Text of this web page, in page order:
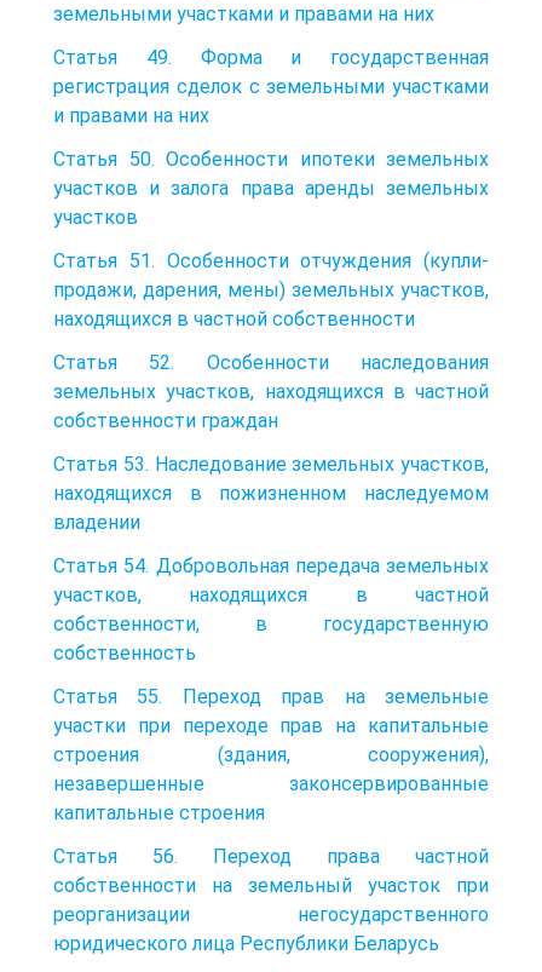
земельными участками и правами на них
Статья 49. Форма и государственная
регистрация сделок с земельными участками
и правами на них
Статья 50. Особенности ипотеки земельных
участков и залога права аренды земельных
участков
Статья 51. Особенности отчуждения (купли-
продажи, дарения, мены) земельных участков,
находящихся в частной собственности
Статья 52. Особенности наследования
земельных участков, находящихся в частной
собственности граждан
Статья 53. Наследование земельных участков,
находящихся в пожизненном наследуемом
владении
Статья 54. Добровольная передача земельных
участков, находящихся в частной
собственности, в государственную
собственность
Статья 55. Переход прав на земельные
участки при переходе прав на капитальные
строения (здания, сооружения),
незавершенные законсервированные
капитальные строения
Статья 56. Переход права частной
собственности на земельный участок при
реорганизации негосударственного
юридического лица Республики Беларусь